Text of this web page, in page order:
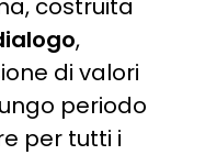
,
di valori
periodo
per tutti i